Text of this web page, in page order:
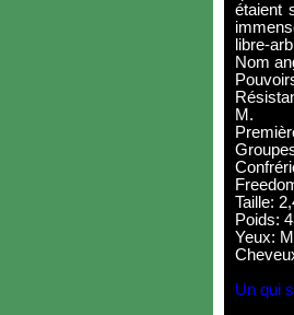
étaient
libre-
Nom
M.
Taille:
Poids:
Yeux:
Un qui